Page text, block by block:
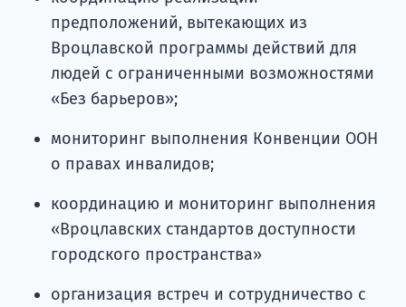
предположений, вытекающих из
Вроцлавской программы действий для
людей с ограниченными возможностями
«Без барьеров»;
мониторинг выполнения Конвенции ООН
о правах инвалидов;
координацию и мониторинг выполнения
«Вроцлавских стандартов доступности
городского пространства»
организация встреч и сотрудничество с